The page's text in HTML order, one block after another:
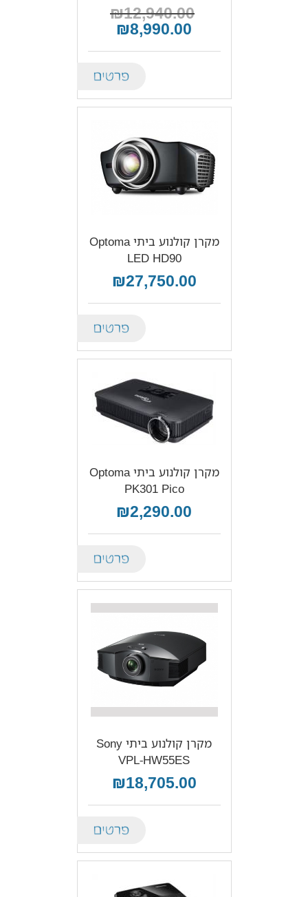
₪12,940.00
₪8,990.00
מקרן קולנוע ביתי Optoma
LED HD90
₪27,750.00
מקרן קולנוע ביתי Optoma
PK301 Pico
₪2,290.00
מקרן קולנוע ביתי Sony
VPL-HW55ES
₪18,705.00